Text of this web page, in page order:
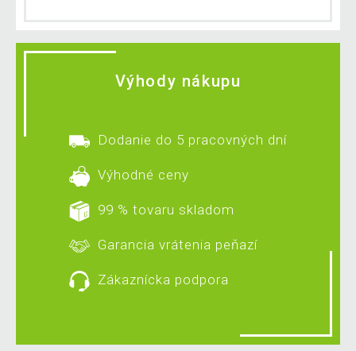
Výhody nákupu
Dodanie do 5 pracovných dní
Výhodné ceny
99 % tovaru skladom
Garancia vrátenia peňazí
Zákaznícka podpora